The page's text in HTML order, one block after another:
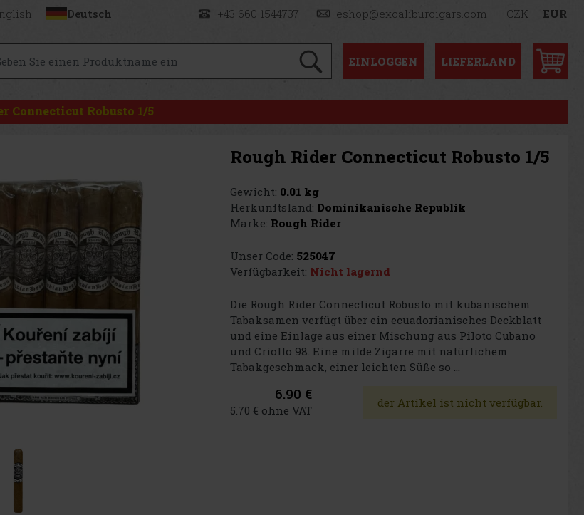
Deutsch +43 660 1544737 eshop@excaliburcigars.com CZK EUR
EINLOGGEN LIEFERLAND
Connecticut Robusto 1/5
Rough Rider Connecticut Robusto 1/5
Gewicht: 0.01 kg
Herkunftsland: Dominikanische Republik
Marke: Rough Rider
Unser Code: 525047
Verfügbarkeit: Nicht lagernd
Die Rough Rider Connecticut Robusto mit kubanischem
Tabaksamen verfügt über ein ecuadorianisches Deckblatt
und eine Einlage aus einer Mischung aus Piloto Cubano
und Criollo 98. Eine milde Zigarre mit natürlichem
Tabakgeschmack, einer leichten Süße so ...
6.90 €
5.70 € ohne VAT
der Artikel ist nicht verfügbar.